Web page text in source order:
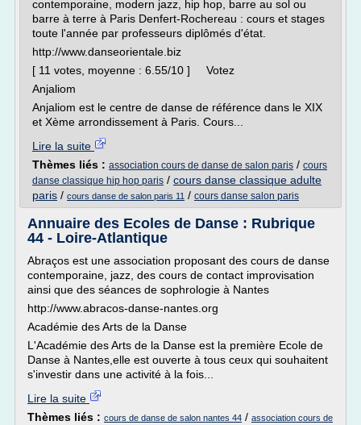
contemporaine, modern jazz, hip hop, barre au sol ou
barre à terre à Paris Denfert-Rochereau : cours et stages
toute l'année par professeurs diplômés d'état.
http://www.danseorientale.biz
[ 11 votes, moyenne : 6.55/10 ] Votez
Anjaliom
Anjaliom est le centre de danse de référence dans le XIX
et Xème arrondissement à Paris. Cours...
Lire la suite
Thèmes liés : association cours de danse de salon paris / cours
danse classique hip hop paris / cours danse classique adulte
paris / cours danse de salon paris 11 / cours danse salon paris
Annuaire des Ecoles de Danse : Rubrique
44 - Loire-Atlantique
Abraços est une association proposant des cours de danse
contemporaine, jazz, des cours de contact improvisation
ainsi que des séances de sophrologie à Nantes
http://www.abracos-danse-nantes.org
Académie des Arts de la Danse
L'Académie des Arts de la Danse est la première Ecole de
Danse à Nantes,elle est ouverte à tous ceux qui souhaitent
s'investir dans une activité à la fois...
Lire la suite
Thèmes liés : cours de danse de salon nantes 44 / association cours de